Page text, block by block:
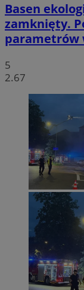
Basen
zamknięty.
parametrów
5
2.67